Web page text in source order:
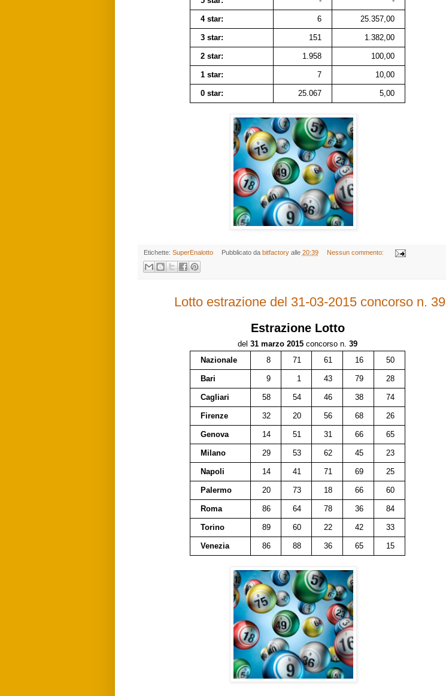
4 star: 6 25.357,00
3 star: 151 1.382,00
2 star: 1.958 100,00
1 star: 7 10,00
0 star: 25.067 5,00
Etichette: SuperEnalotto Pubblicato da bitfactory alle 20:39 Nessun commento:
Lotto estrazione del 31-03-2015 concorso n. 39
Estrazione Lotto
del 31 marzo 2015 concorso n. 39
Nazionale
8 71 61 16 50
Bari 9 1 43 79 28
Cagliari 58 54 46 38 74
Firenze 32 20 56 68 26
Genova 14 51 31 66 65
Milano 29 53 62 45 23
Napoli 14 41 71 69 25
Palermo 20 73 18 66 60
Roma 86 64 78 36 84
Torino 89 60 22 42 33
Venezia 86 88 36 65 15